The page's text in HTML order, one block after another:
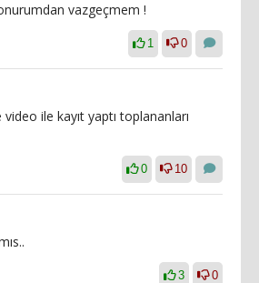
vazgeçmem !
1 0
ile kayıt yaptı toplananları
0 10
3 0